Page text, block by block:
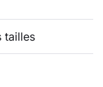
tailles